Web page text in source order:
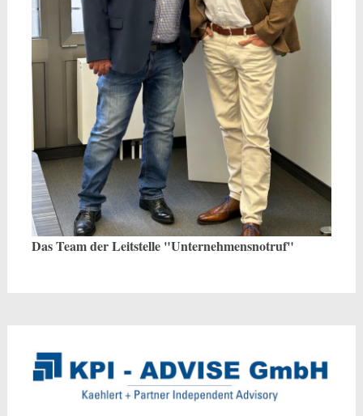
Das Team der Leitstelle "Unternehmensnotruf"